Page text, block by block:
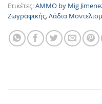
Ετικέτες:AMMO by Mig
Ζωγραφικής,Λάδια